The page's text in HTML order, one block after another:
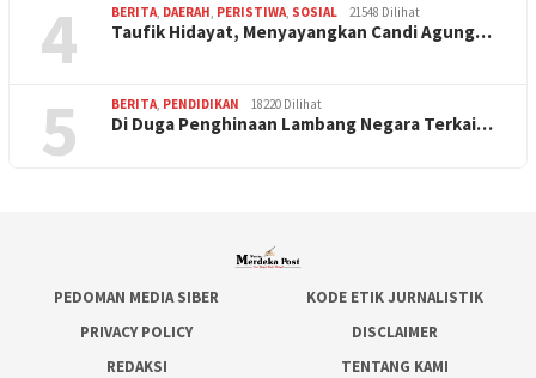
4 BERITA DAERAH PERISTIWA SOSIAL 21548 Dilihat
Taufik Hidayat, Menyayangkan Candi Agung…
5 BERITA PENDIDIKAN 18220 Dilihat
Di Duga Penghinaan Lambang Negara Terkai…
PEDOMAN MEDIA SIBER
KODE ETIK JURNALISTIK
PRIVACY POLICY
DISCLAIMER
REDAKSI
TENTANG KAMI